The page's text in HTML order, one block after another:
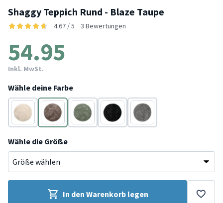
Shaggy Teppich Rund - Blaze Taupe
4.67 / 5 3 Bewertungen
54.95
Inkl. MwSt.
Wähle deine Farbe
Beige Taupe Grün SchwarzGrau
Wähle die Größe
In den Warenkorb legen